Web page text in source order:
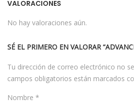
VALORACIONES
No hay valoraciones aún.
SÉ EL PRIMERO EN VALORAR
Tu dirección de correo electrónico no
campos obligatorios están marcados
Nombre *